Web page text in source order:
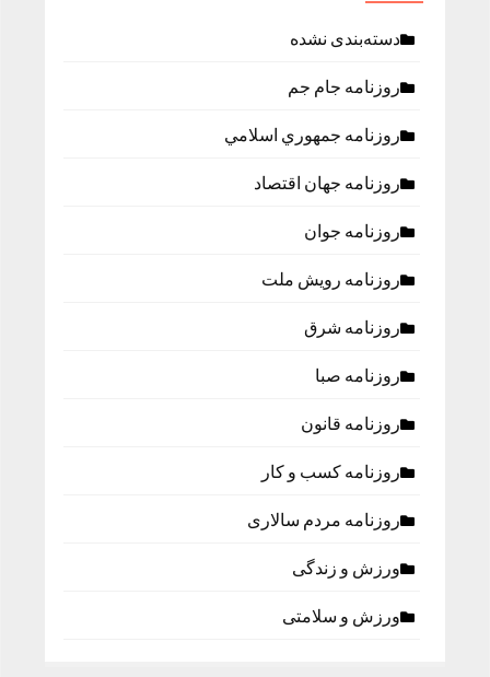
دسته‌بندی نشده
روزنامه جام جم
روزنامه جمهوري اسلامي
روزنامه جهان اقتصاد
روزنامه جوان
روزنامه رویش ملت
روزنامه شرق
روزنامه صبا
روزنامه قانون
روزنامه كسب و كار
روزنامه مردم سالاری
ورزش و زندگی
ورزش و سلامتی